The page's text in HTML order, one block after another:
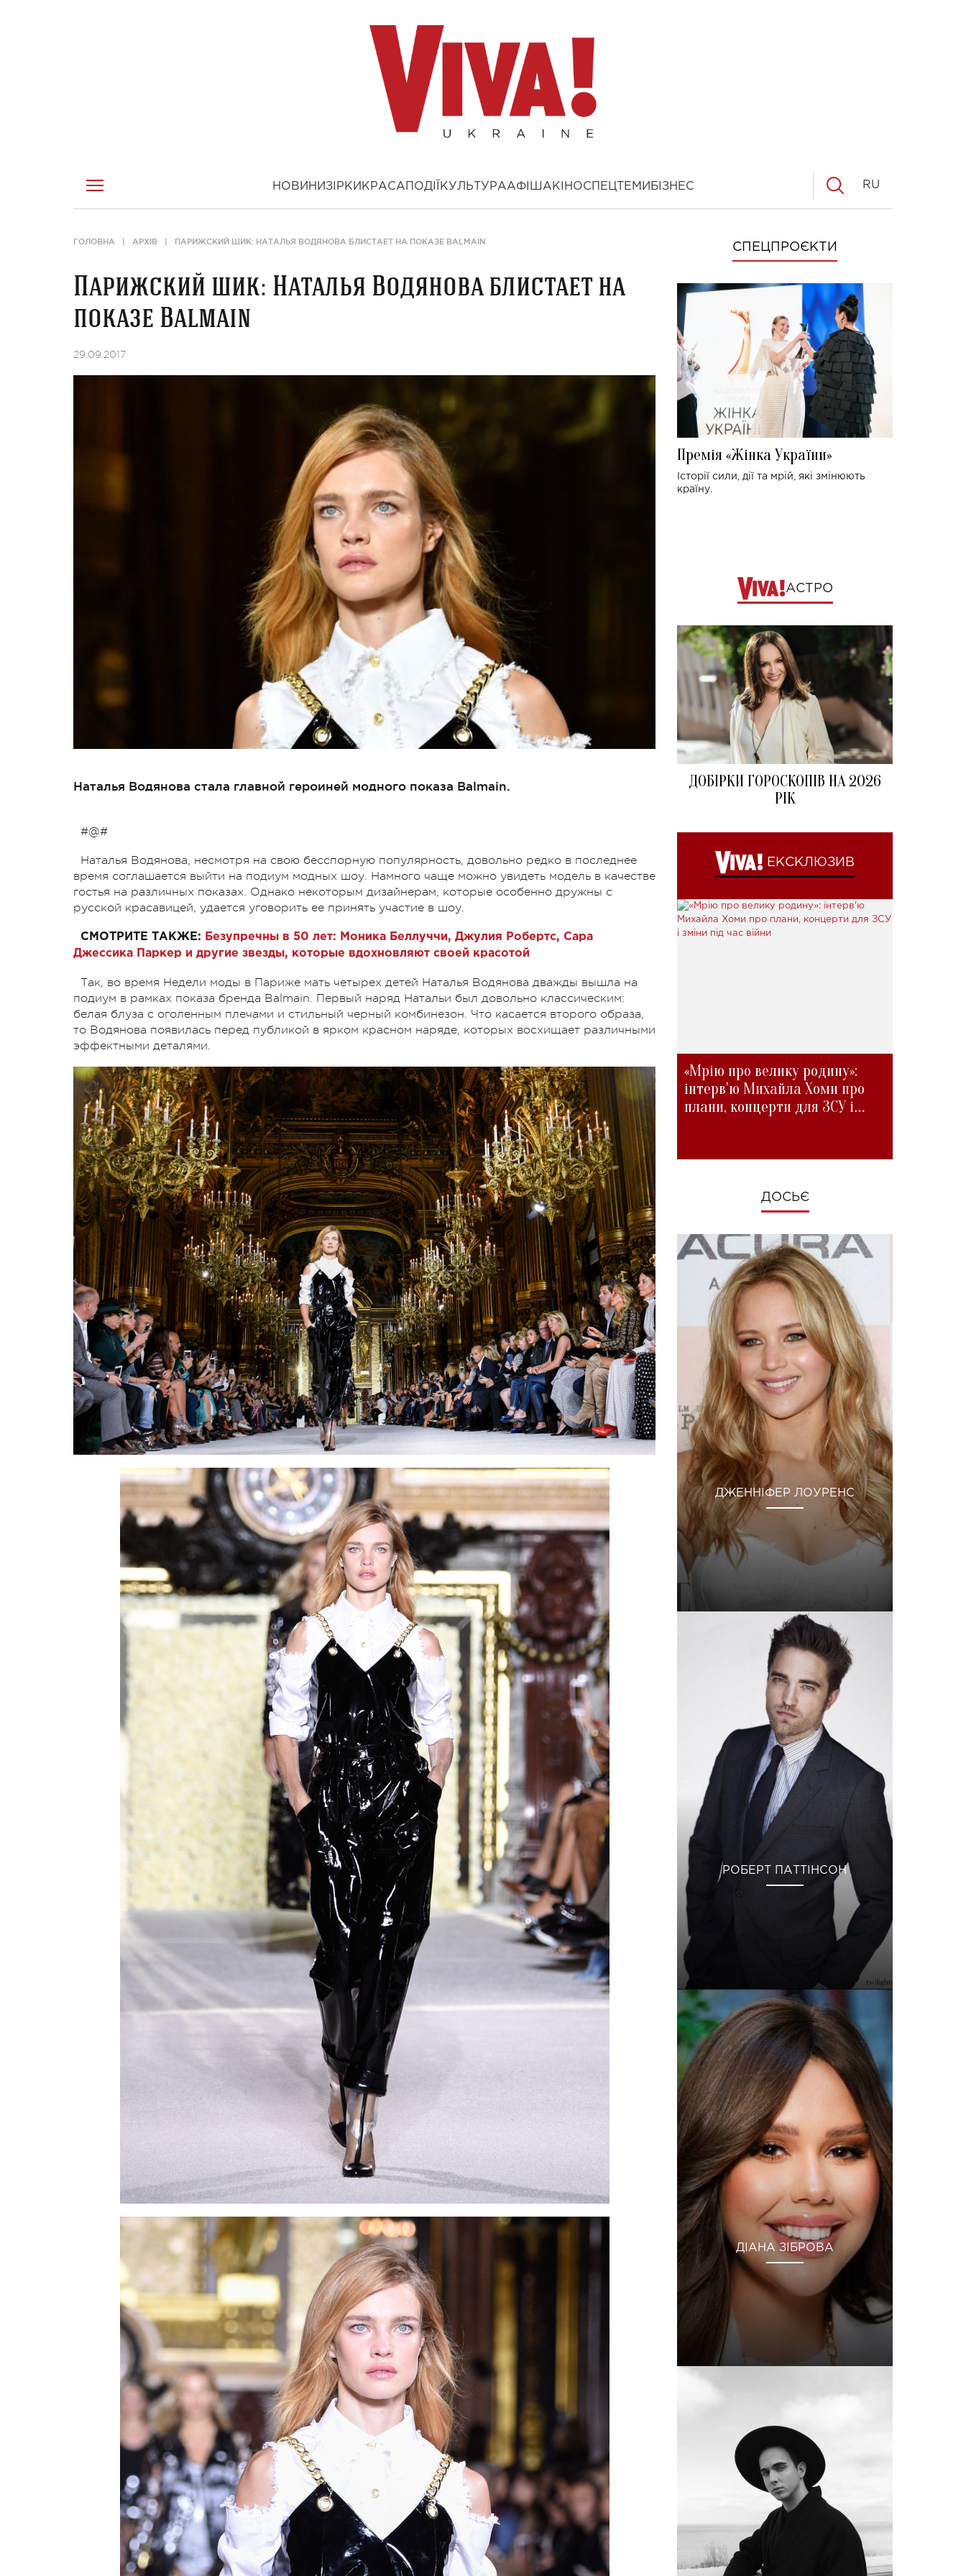
НОВИНИ ЗІРКИ КРАСА ПОДІЇ КУЛЬТУРААФІША КІНОСПЕЦТЕМИ БІЗНЕС RU
ГОЛОВНА АРХІВ ПАРИЖСКИЙ ШИК: НАТАЛЬЯ ВОДЯНОВА БЛИСТАЕТ НА ПОКАЗЕ BALMAIN
Парижский шик: Наталья Водянова блистает на
показе Balmain
29.09.2017
Наталья Водянова стала главной героиней модного показа Balmain.
#@#
Наталья Водянова, несмотря на свою бесспорную популярность, довольно редко в последнее
время соглашается выйти на подиум модных шоу. Намного чаще можно увидеть модель в качестве
гостья на различных показах. Однако некоторым дизайнерам, которые особенно дружны с
русской красавицей, удается уговорить ее принять участие в шоу.
СМОТРИТЕ ТАКЖЕ: Безупречны в 50 лет: Моника Беллуччи, Джулия Робертс, Сара
Джессика Паркер и другие звезды, которые вдохновляют своей красотой
Так, во время Недели моды в Париже мать четырех детей Наталья Водянова дважды вышла на
подиум в рамках показа бренда Balmain. Первый наряд Натальи был довольно классическим:
белая блуза с оголенным плечами и стильный черный комбинезон. Что касается второго образа,
то Водянова появилась перед публикой в ярком красном наряде, которых восхищает различными
эффектными деталями.
СПЕЦПРОЄКТИ
Премія «Жінка України»
Історії сили, дії та мрій, які змінюють
країну.
АСТРО
ДОБІРКИ ГОРОСКОПІВ НА 2026
РІК
ЕКСКЛЮЗИВ
«Мрію про велику родину»:
інтерв'ю Михайла Хоми про
плани, концерти для ЗСУ і
ДОСЬЄ
ДЖЕННІФЕР ЛОУРЕНС
РОБЕРТ ПАТТІНСОН
ДІАНА ЗІБРОВА